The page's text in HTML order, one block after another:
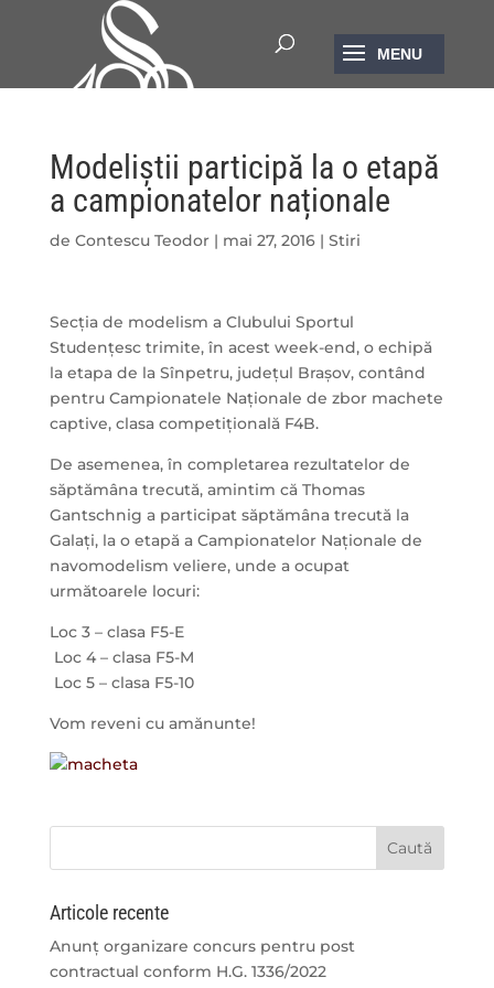
Modeliștii participă la o etapă
a campionatelor naționale
de Contescu Teodor| mai 27, 2016| Stiri
Secția de modelism a Clubului Sportul
Studențesc trimite, în acest week-end, o echipă
la etapa de la Sînpetru, județul Brașov, contând
pentru Campionatele Naționale de zbor machete
captive, clasa competițională F4B.
De asemenea, în completarea rezultatelor de
săptămâna trecută, amintim că Thomas
Gantschnig a participat săptămâna trecută la
Galați, la o etapă a Campionatelor Naționale de
navomodelism veliere, unde a ocupat
următoarele locuri:
Loc 3 – clasa F5-E
Loc 4 – clasa F5-M
Loc 5 – clasa F5-10
Vom reveni cu amănunte!
Articole recente
Anunț organizare concurs pentru post
contractual conform H.G. 1336/2022